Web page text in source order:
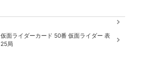
仮面ライダーカード 50番 仮面ライダー 表
25局